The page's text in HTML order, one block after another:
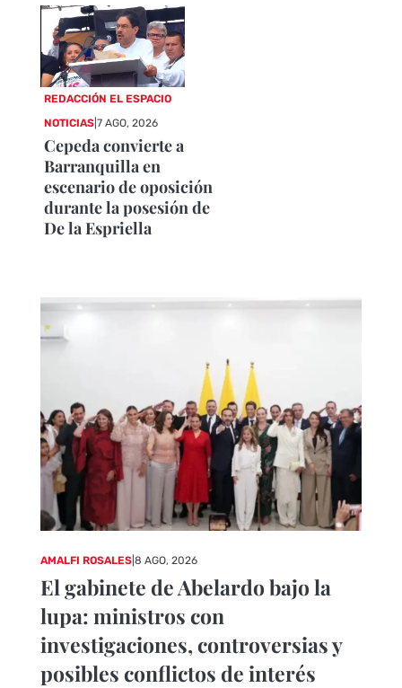
REDACCIÓN EL ESPACIO
NOTICIAS |7 AGO, 2026
Cepeda convierte a
Barranquilla en
escenario de oposición
durante la posesión de
De la Espriella
AMALFI ROSALES| 8 AGO, 2026
El gabinete de Abelardo bajo la
lupa: ministros con
investigaciones, controversias y
posibles conflictos de interés